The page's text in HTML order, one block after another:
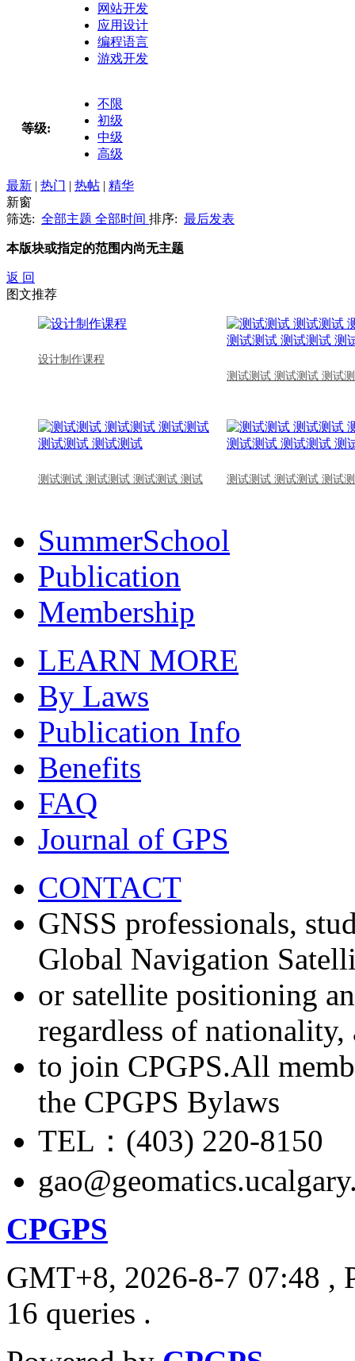
网站开发
应用设计
编程语言
游戏开发
等级:
不限
初级
中级
高级
最新 | 热门 | 热帖 | 精华
新窗
筛选: 全部主题 全部时间 排序: 最后发表
本版块或指定的范围内尚无主题
返 回
图文推荐
设计制作课程
测试测试 测试测试 测试
测试测试 测试测试 测试测试 测试 测试测试 测试测试 测试
SummerSchool
Publication
Membership
LEARN MORE
By Laws
Publication Info
Benefits
FAQ
Journal of GPS
CONTACT
GNSS professionals,
Global Navigation
or satellite positioning
regardless of nationality,
to join CPGPS.All
the CPGPS Bylaws
TEL：(403) 220-8150
CPGPS
GMT+8, 2026-8-7 07:48 ,
16 queries .